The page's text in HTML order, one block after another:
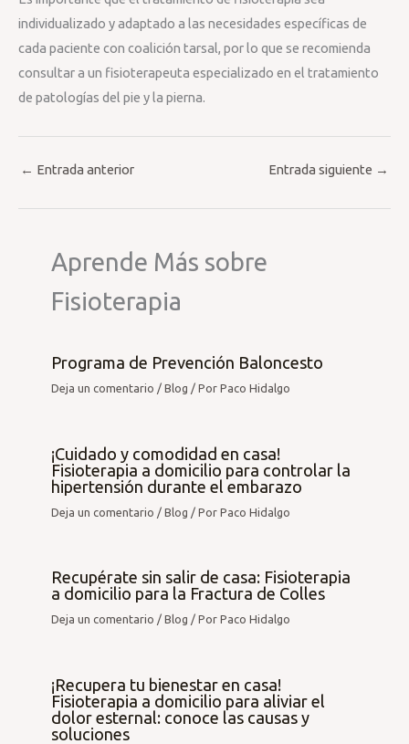
individualizado y adaptado a las necesidades específicas de
cada paciente con coalición tarsal, por lo que se recomienda
consultar a un fisioterapeuta especializado en el tratamiento
de patologías del pie y la pierna.
← Entrada anterior Entrada siguiente →
Aprende Más sobre
Fisioterapia
Programa de Prevención Baloncesto
Deja un comentario /Blog / PorPaco Hidalgo
¡Cuidado y comodidad en casa!
Fisioterapia a domicilio para controlar la
hipertensión durante el embarazo
Deja un comentario /Blog / PorPaco Hidalgo
Recupérate sin salir de casa: Fisioterapia
a domicilio para la Fractura de Colles
Deja un comentario /Blog / PorPaco Hidalgo
¡Recupera tu bienestar en casa!
Fisioterapia a domicilio para aliviar el
dolor esternal: conoce las causas y
soluciones